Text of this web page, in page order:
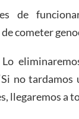
de
cometer
no tardamos
llegaremos a